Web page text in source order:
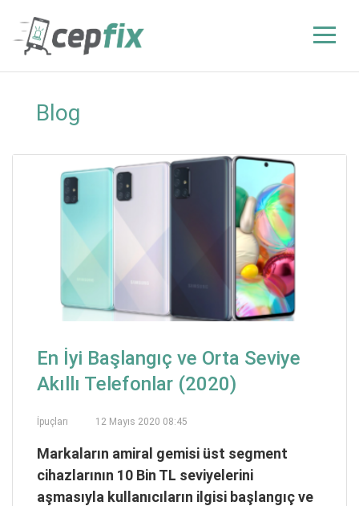
Blog
En İyi Başlangıç ve Orta Seviye
Akıllı Telefonlar (2020)
İpuçları 12 Mayıs 2020 08:45
Markaların amiral gemisi üst segment
cihazlarının 10 Bin TL seviyelerini
aşmasıyla kullanıcıların ilgisi başlangıç ve